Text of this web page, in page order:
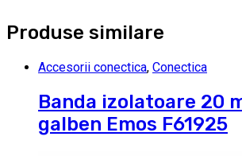
Produse similare
Accesorii conectica, Conectica
Banda izolatoare 20
galben Emos F61925